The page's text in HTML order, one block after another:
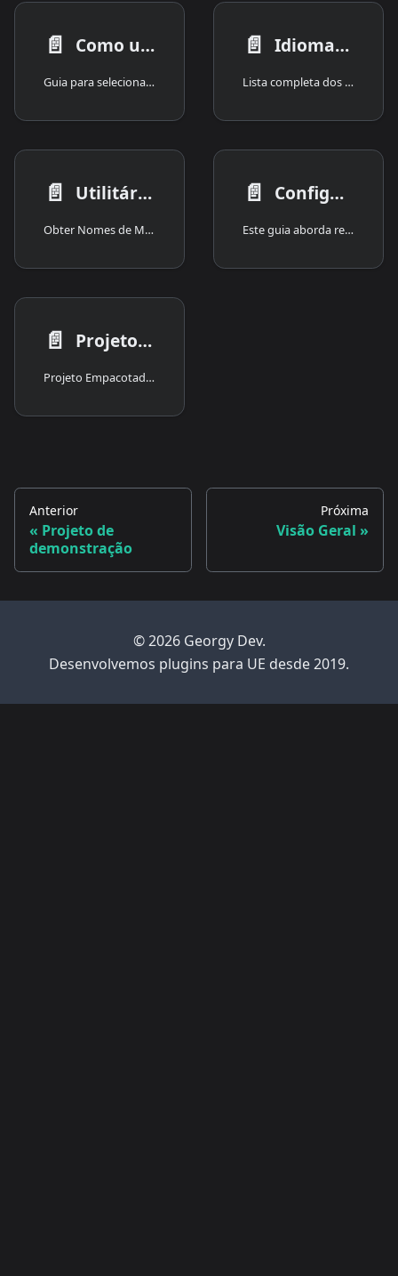
📄️ Como usar modelos de voz
Guia para selecionar, baixar e empacotar modelos de voz no plugin Runtime Text To Speech, além de instruções para importar modelos Piper e Kokoro personalizados, incluindo treinar seus próprios modelos e usar modelos treinados pela comunidade.
📄️ Idiomas suportados
Lista completa dos 51 idiomas suportados nativamente pelo plugin Runtime Text To Speech, com 317 modelos de voz pré-incluídos, 2.834 locutores e 151 modelos Kokoro, além de idiomas adicionais disponíveis por meio de importações de modelos de voz personalizados.
📄️ Utilitários
Obter Nomes de Modelos de Voz Baixados {/ #get-downloaded-voice-model-names /}
📄️ Configuração Específica da Plataforma
Este guia aborda requisitos de configuração e configurações específicas da plataforma para o plugin Runtime Text To Speech.
📄️ Projeto de Demonstração
Projeto Empacotado para Windows.
Anterior
Projeto de
demonstração
Próxima
Visão Geral
© 2026 Georgy Dev.
Desenvolvemos plugins para UE desde 2019.